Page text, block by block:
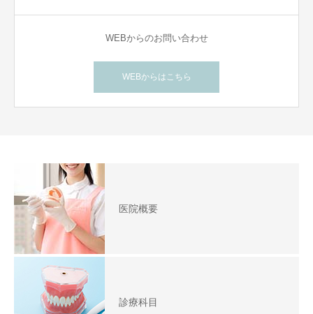
WEBからのお問い合わせ
WEBからはこちら
医院概要
診療科目